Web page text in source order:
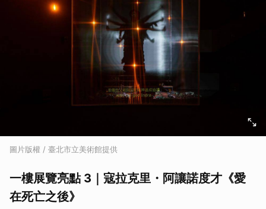
圖片版權 / 臺北市立美術館提供
一樓展覽亮點 3｜寇拉克里・阿讓諾度才《愛
在死亡之後》